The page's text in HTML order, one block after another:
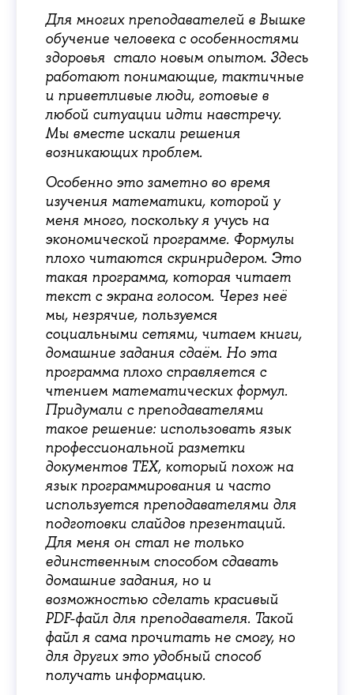
Для многих преподавателей в Вышке
обучение человека с особенностями
здоровья стало новым опытом. Здесь
работают понимающие, тактичные
и приветливые люди, готовые в
любой ситуации идти навстречу.
Мы вместе искали решения
возникающих проблем.
Особенно это заметно во время
изучения математики, которой у
меня много, поскольку я учусь на
экономической программе. Формулы
плохо читаются скринридером. Это
такая программа, которая читает
текст с экрана голосом. Через неё
мы, незрячие, пользуемся
социальными сетями, читаем книги,
домашние задания сдаём. Но эта
программа плохо справляется с
чтением математических формул.
Придумали с преподавателями
такое решение: использовать язык
профессиональной разметки
документов TEX, который похож на
язык программирования и часто
используется преподавателями для
подготовки слайдов презентаций.
Для меня он стал не только
единственным способом сдавать
домашние задания, но и
возможностью сделать красивый
PDF-файл для преподавателя. Такой
файл я сама прочитать не смогу, но
для других это удобный способ
получать информацию.